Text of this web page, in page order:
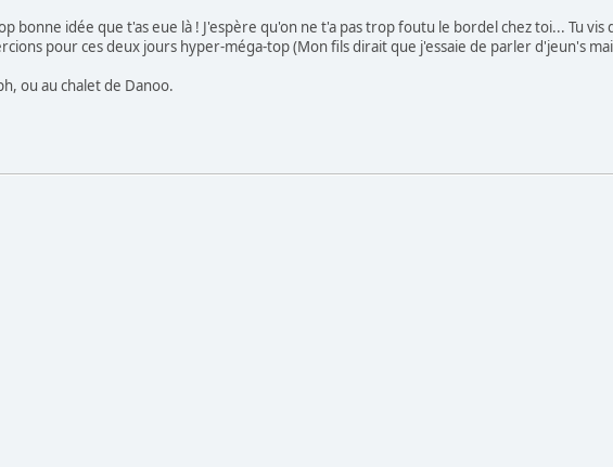
bonne idée que t'as eue là ! J'espère qu'on ne t'a pas trop foutu le bordel chez toi... Tu vis
pour ces deux jours hyper-méga-top (Mon fils dirait que j'essaie de parler d'jeun's
ou au chalet de Danoo.